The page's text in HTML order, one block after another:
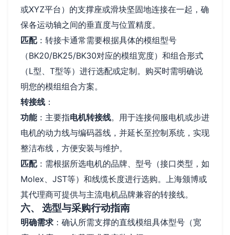
或XYZ平台）的支撑座或滑块坚固地连接在一起，确
保各运动轴之间的垂直度与位置精度。
匹配：转接卡通常需要根据具体的模组型号
（BK20/BK25/BK30对应的模组宽度）和组合形式
（L型、T型等）进行选配或定制。购买时需明确说
明您的模组组合方案。
转接线 ：
功能：主要指电机转接线。用于连接伺服电机或步进
电机的动力线与编码器线，并延长至控制系统，实现
整洁布线，方便安装与维护。
匹配：需根据所选电机的品牌、型号（接口类型，如
Molex、JST等）和线缆长度进行选购。上海颁博或
其代理商可提供与主流电机品牌兼容的转接线。
六、 选型与采购行动指南
明确需求 ：确认所需支撑的直线模组具体型号（宽